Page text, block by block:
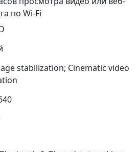
по Wi-Fi
stabilization; Cinematic video